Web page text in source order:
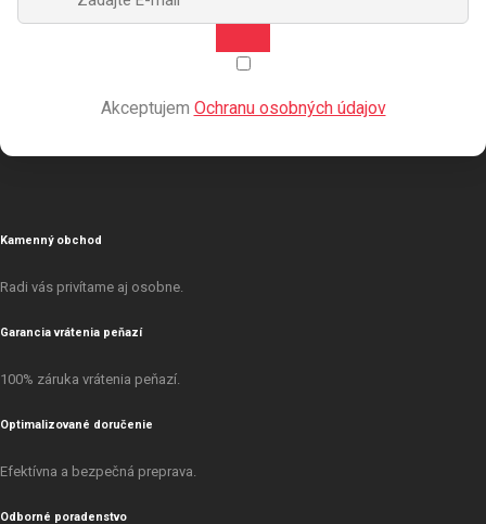
Akceptujem Ochranu osobných údajov
Kamenný obchod
Radi vás privítame aj osobne.
Garancia vrátenia peňazí
100% záruka vrátenia peňazí.
Optimalizované doručenie
Efektívna a bezpečná preprava.
Odborné poradenstvo